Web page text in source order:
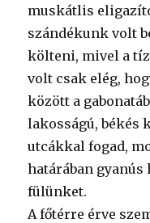
muskátlis
szándékunk volt
költeni, mivel a
volt csak elég,
között a
lakosságú, békés
utcákkal fogad,
határában
fülünket.
A főtérre érve